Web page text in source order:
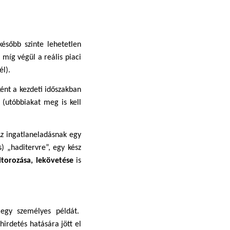
szinte lehetetlen
míg végül a reális piaci
a kezdeti időszakban
meg is kell
„haditervre”, egy kész
lekövetése is
személyes példát.
hatására jött el